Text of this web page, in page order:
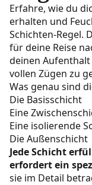
Erfahre, wie du
erhalten und
Schichten-Regel.
für deine Reise
deinen
vollen Zügen zu
Was genau sind
Die Basisschicht
Eine
Eine isolierende
Die Außenschicht
Jede Schicht
erfordert ein
sie im Detail